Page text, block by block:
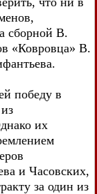
сборной В.
«Ковровца» В.
победу в
их
и Часовских,
за один из